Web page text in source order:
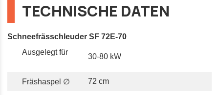
TECHNISCHE DATEN
Schneefrässchleuder SF 72E-70
Ausgelegt für
30-80 kW
Fräshaspel ∅ 72 cm